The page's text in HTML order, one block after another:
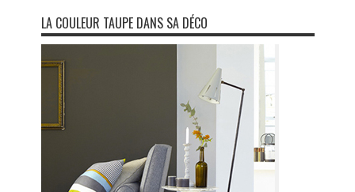
LA COULEUR TAUPE DANS SA DÉCO